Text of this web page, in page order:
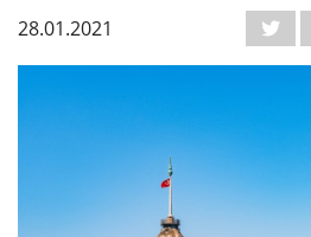
28.01.2021